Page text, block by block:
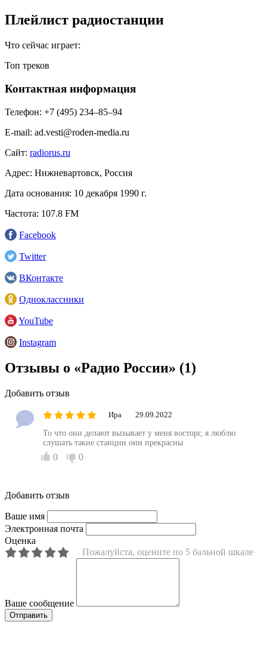
Плейлист радиостанции
Что сейчас играет:
Топ треков
Контактная информация
Телефон: +7 (495) 234‒85‒94
E-mail: ad.vesti@roden-media.ru
Сайт: radiorus.ru
Адрес: Нижневартовск, Россия
Дата основания: 10 декабря 1990 г.
Частота: 107.8 FM
Facebook
Twitter
ВКонтакте
Одноклассники
YouTube
Instagram
Отзывы о «Радио России» (1)
Добавить отзыв
Ира 29.09.2022
То что они делают вызывает у меня восторг, я люблю
слушать такие станции они прекрасны
0 0
Добавить отзыв
Ваше имя
Электронная почта
Оценка
Пожалуйста, оцените по 5 бальной шкале
Ваше сообщение